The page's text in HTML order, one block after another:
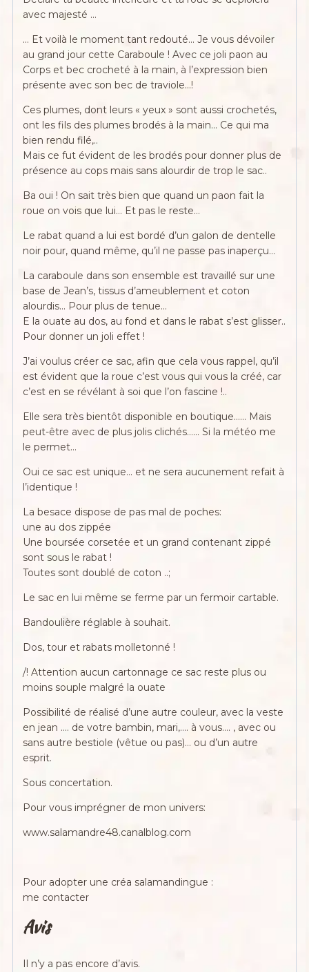
avec majesté …
… Et voilà le moment tant redouté… Je vous dévoiler
au grand jour cette Caraboule ! Avec ce joli paon au
Corps et bec crocheté à la main, à l’expression bien
présente avec son bec de traviole…!
Ces plumes, dont leurs « yeux » sont aussi crochetés,
ont les fils des plumes brodés à la main… Ce qui ma
bien rendu filé,..
Mais ce fut évident de les brodés pour donner plus de
présence au cops mais sans alourdir de trop le sac..
Ba oui ! On sait très bien que quand un paon fait la
roue on vois que lui… Et pas le reste…
Le rabat quand a lui est bordé d’un galon de dentelle
noir pour, quand même, qu’il ne passe pas inaperçu…
La caraboule dans son ensemble est travaillé sur une
base de Jean’s, tissus d’ameublement et coton
alourdis… Pour plus de tenue…
E la ouate au dos, au fond et dans le rabat s’est glisser..
Pour donner un joli effet !
J’ai voulus créer ce sac, afin que cela vous rappel, qu’il
est évident que la roue c’est vous qui vous la créé, car
c’est en se révélant à soi que l’on fascine !..
Elle sera très bientôt disponible en boutique…… Mais
peut-être avec de plus jolis clichés…… Si la météo me
le permet…
Oui ce sac est unique… et ne sera aucunement refait à
l’identique !
La besace dispose de pas mal de poches:
une au dos zippée
Une boursée corsetée et un grand contenant zippé
sont sous le rabat !
Toutes sont doublé de coton ..;
Le sac en lui même se ferme par un fermoir cartable.
Bandoulière réglable à souhait.
Dos, tour et rabats molletonné !
/! Attention aucun cartonnage ce sac reste plus ou
moins souple malgré la ouate
Possibilité de réalisé d’une autre couleur, avec la veste
en jean …. de votre bambin, mari,…. à vous…. , avec ou
sans autre bestiole (vêtue ou pas)… ou d’un autre
esprit.
Sous concertation.
Pour vous imprégner de mon univers:
www.salamandre48.canalblog.com
Pour adopter une créa salamandingue :
me contacter
Avis
Il n’y a pas encore d’avis.